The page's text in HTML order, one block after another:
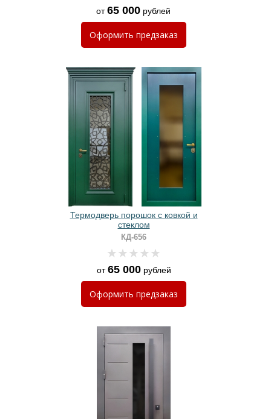
от65 000 рублей
Оформить предзаказ
Термодверь порошок с ковкой и
стеклом
КД-656
от65 000рублей
Оформить предзаказ